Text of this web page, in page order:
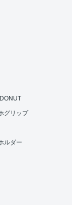
グリップ
ルダー